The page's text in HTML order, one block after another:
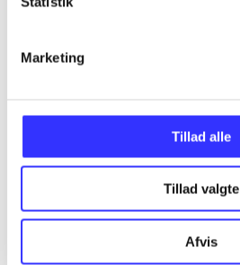
Marketing
Tillad alle
Tillad valgte
Afvis
...
...